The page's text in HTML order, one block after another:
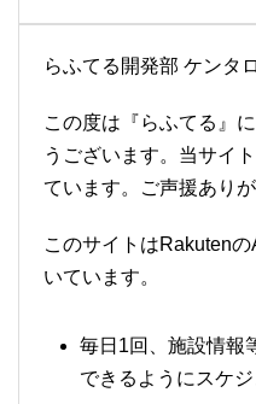
らふてる開発部 ケンタ
この度は『らふてる』
うございます。当サイ
ています。ご声援あり
このサイトはRakuten
いています。
毎日1回、施設情報
できるようにスケ